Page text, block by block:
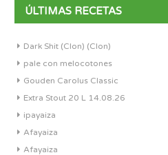
ÚLTIMAS RECETAS
Dark Shit (Clon) (Clon)
pale con melocotones
Gouden Carolus Classic
Extra Stout 20 L 14.08.26
ipayaiza
Afayaiza
Afayaiza